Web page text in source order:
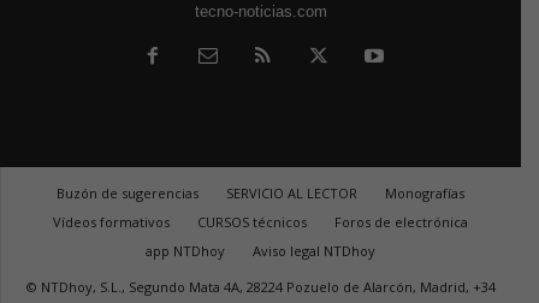
tecno-noticias.com
Buzón de sugerencias SERVICIO AL LECTOR
Monografías
Vídeos formativos
CURSOS técnicos
Foros de electrónica
app NTDhoy
Aviso legal NTDhoy
© NTDhoy, S.L., Segundo Mata 4A, 28224 Pozuelo de Alarcón, Madrid, +34